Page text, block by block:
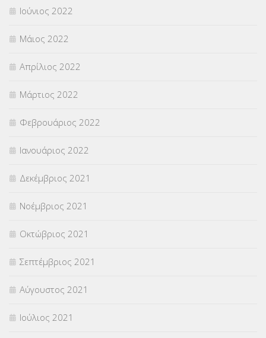
Ιούνιος 2022
Μάιος 2022
Απρίλιος 2022
Μάρτιος 2022
Φεβρουάριος 2022
Ιανουάριος 2022
Δεκέμβριος 2021
Νοέμβριος 2021
Οκτώβριος 2021
Σεπτέμβριος 2021
Αύγουστος 2021
Ιούλιος 2021